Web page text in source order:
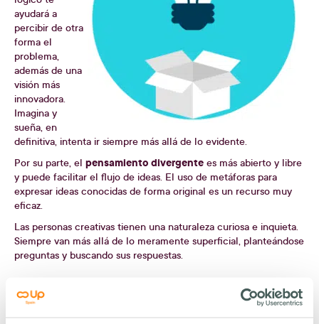
ayudará a
percibir de otra
forma el
problema,
además de una
visión más
innovadora.
Imagina y
sueña, en
definitiva, intenta ir siempre más allá de lo evidente.
Por su parte, el pensamiento divergente es más abierto y libre
y puede facilitar el flujo de ideas. El uso de metáforas para
expresar ideas conocidas de forma original es un recurso muy
eficaz.
Las personas creativas tienen una naturaleza curiosa e inquieta.
Siempre van más allá de lo meramente superficial, planteándose
preguntas y buscando sus respuestas.
PON EN PRÁCTICA LA TÉCNICA DE LOS CUATRO PASOS